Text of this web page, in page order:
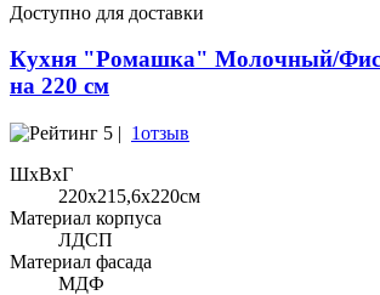
Доступно для доставки
Кухня "Ромашка" Молочный/
на 220 см
5 | 1отзыв
ШхВхГ
220x215,6х220см
Материал корпуса
ЛДСП
Материал фасада
МДФ